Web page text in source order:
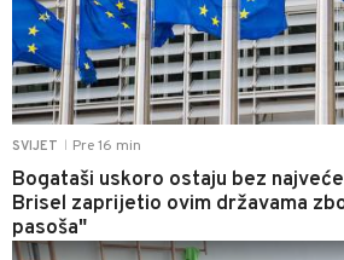
SVIJET Pre 16 min
Bogataši uskoro ostaju bez
Brisel zaprijetio ovim državama
pasoša"